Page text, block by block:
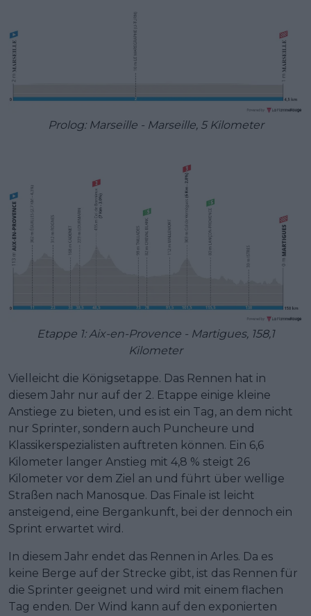
Prolog: Marseille - Marseille, 5 Kilometer
Etappe 1: Aix-en-Provence - Martigues, 158,1
Kilometer
Vielleicht die Königsetappe. Das Rennen hat in
diesem Jahr nur auf der 2. Etappe einige kleine
Anstiege zu bieten, und es ist ein Tag, an dem nicht
nur Sprinter, sondern auch Puncheure und
Klassikerspezialisten auftreten können. Ein 6,6
Kilometer langer Anstieg mit 4,8 % steigt 26
Kilometer vor dem Ziel an und führt über wellige
Straßen nach Manosque. Das Finale ist leicht
ansteigend, eine Bergankunft, bei der dennoch ein
Sprint erwartet wird.
In diesem Jahr endet das Rennen in Arles. Da es
keine Berge auf der Strecke gibt, ist das Rennen für
die Sprinter geeignet und wird mit einem flachen
Tag enden. Der Wind kann auf den exponierten